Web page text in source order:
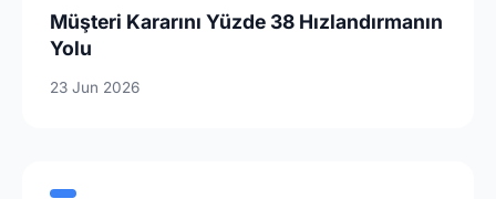
Müşteri Kararını Yüzde 38 Hızlandırmanın
Yolu
23 Jun 2026